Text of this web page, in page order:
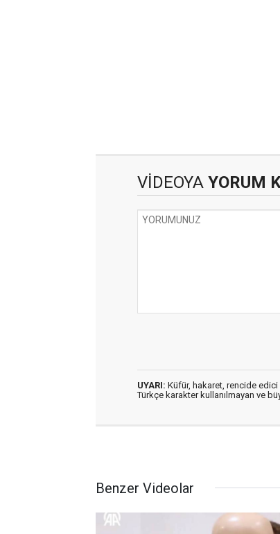
VİDEOYA YORUM
UYARI: Küfür, hakaret, rencide edici
Türkçe karakter kullanılmayan ve
Benzer Videolar